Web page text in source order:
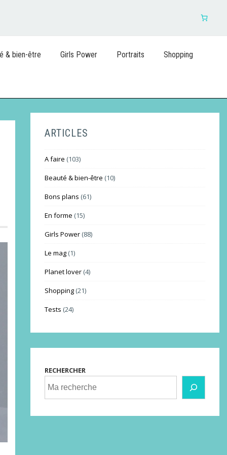
& bien-être Girls Power Portraits Shopping
ARTICLES
A faire (103)
Beauté & bien-être (10)
Bons plans (61)
En forme (15)
Girls Power(88)
Le mag(1)
Planet lover(4)
Shopping(21)
Tests (24)
RECHERCHER